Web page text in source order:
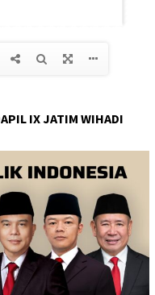
IX JATIM WIHADI